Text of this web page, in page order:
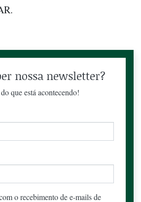
nossa newsletter?
que está acontecendo!
o recebimento de e-mails de